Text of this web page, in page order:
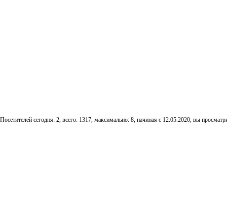
Посетителей сегодня: 2, всего: 1317, максимально: 8, начиная с 12.05.2020, вы